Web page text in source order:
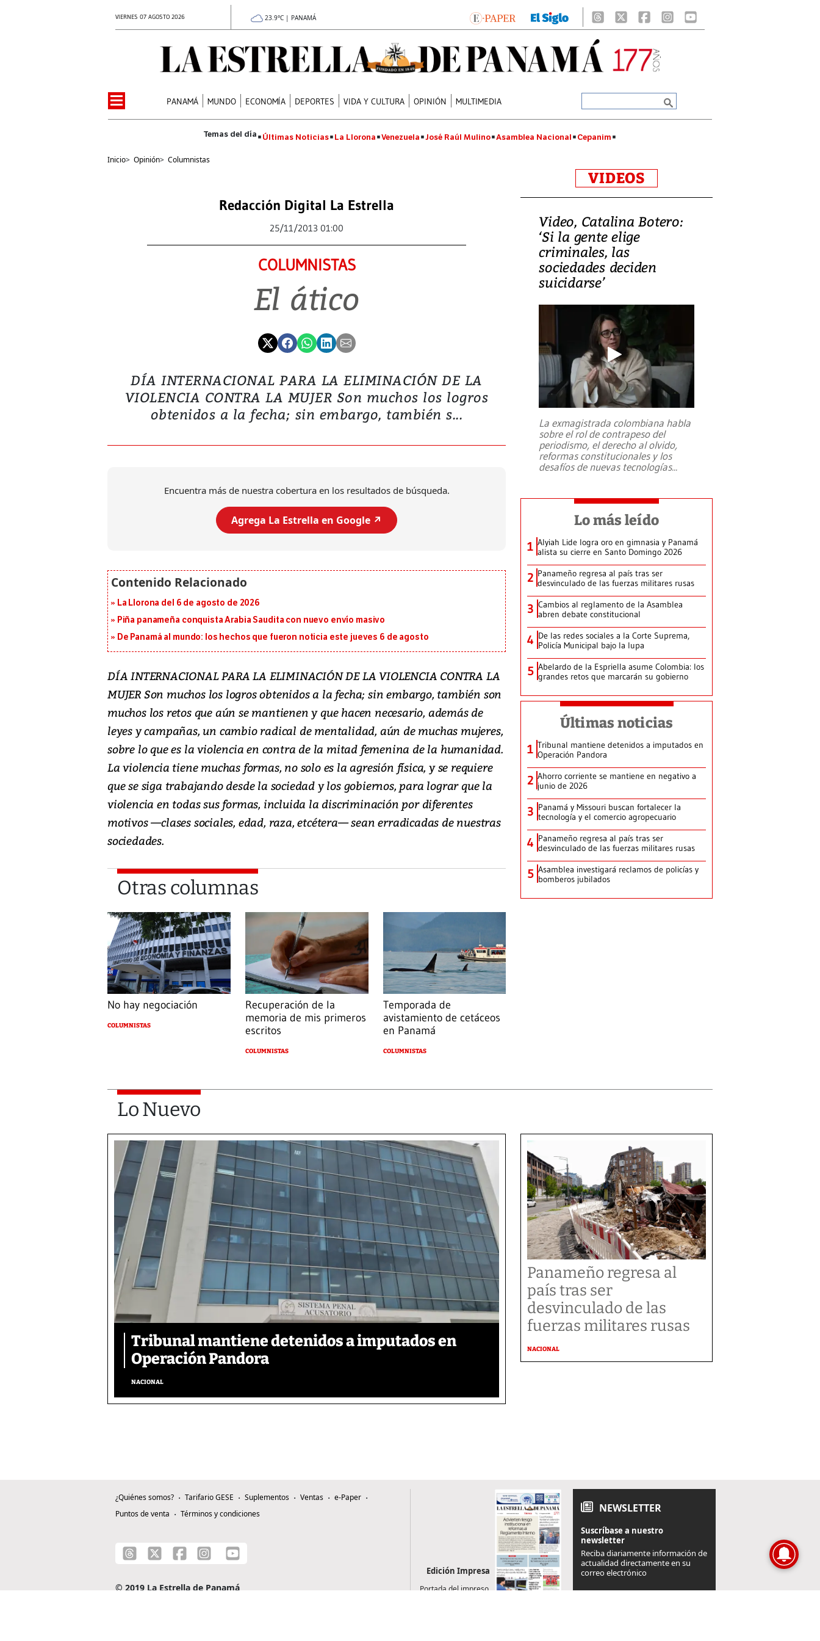
VIERNES 07 AGOSTO 2026 23.9°C | PANAMÁ
PANAMÁ MUNDO ECONOMÍA DEPORTES VIDA Y CULTURA OPINIÓN MULTIMEDIA
Últimas Noticias La Llorona Venezuela José Raúl Mulino Asamblea Nacional Cepanim
Inicio> Opinión> Columnistas
Redacción Digital La Estrella
25/11/2013 01:00
COLUMNISTAS
El ático
DÍA INTERNACIONAL PARA LA ELIMINACIÓN DE LA
VIOLENCIA CONTRA LA MUJER Son muchos los logros
obtenidos a la fecha; sin embargo, también s...
Encuentra más de nuestra cobertura en los resultados de búsqueda.
Agrega La Estrella en Google ↗️
La Llorona del 6 de agosto de 2026
Piña panameña conquista Arabia Saudita con nuevo envío masivo
De Panamá al mundo: los hechos que fueron noticia este jueves 6 de agosto
DÍA INTERNACIONAL PARA LA ELIMINACIÓN DE LA VIOLENCIA CONTRA LA
MUJER Son muchos los logros obtenidos a la fecha; sin embargo, también son
muchos los retos que aún se mantienen y que hacen necesario, además de
leyes y campañas, un cambio radical de mentalidad, aún de muchas mujeres,
sobre lo que es la violencia en contra de la mitad femenina de la humanidad.
La violencia tiene muchas formas, no solo es la agresión física, y se requiere
que se siga trabajando desde la sociedad y los gobiernos, para lograr que la
violencia en todas sus formas, incluida la discriminación por diferentes
motivos —clases sociales, edad, raza, etcétera— sean erradicadas de nuestras
sociedades.
Otras columnas
No hay negociación
COLUMNISTAS
Recuperación de la
memoria de mis primeros
escritos
COLUMNISTAS
Temporada de
avistamiento de cetáceos
en Panamá
COLUMNISTAS
VIDEOS
Video, Catalina Botero:
‘Si la gente elige
criminales, las
sociedades deciden
suicidarse’
La exmagistrada colombiana habla
sobre el rol de contrapeso del
periodismo, el derecho al olvido,
reformas constitucionales y los
desafíos de nuevas tecnologías...
Lo más leído
1 Alyiah Lide logra oro en gimnasia y Panamá
alista su cierre en Santo Domingo 2026
2 Panameño regresa al país tras ser
desvinculado de las fuerzas militares rusas
3 Cambios al reglamento de la Asamblea
abren debate constitucional
4 De las redes sociales a la Corte Suprema,
Policía Municipal bajo la lupa
5 Abelardo de la Espriella asume Colombia: los
grandes retos que marcarán su gobierno
Últimas noticias
1 Tribunal mantiene detenidos a imputados en
Operación Pandora
2 Ahorro corriente se mantiene en negativo a
junio de 2026
3 Panamá y Missouri buscan fortalecer la
tecnología y el comercio agropecuario
4 Panameño regresa al país tras ser
desvinculado de las fuerzas militares rusas
5 Asamblea investigará reclamos de policías y
bomberos jubilados
Lo Nuevo
Tribunal mantiene detenidos a imputados en
Operación Pandora
NACIONAL
Panameño regresa al
país tras ser
desvinculado de las
fuerzas militares rusas
NACIONAL
¿Quiénes somos? Tarifario GESE Suplementos Ventas
e-Paper
Puntos de venta
Términos y condiciones
© 2019 La Estrella de Panamá
Edición Impresa
Portada del impreso
NEWSLETTER
Suscríbase a nuestro
newsletter
Reciba diariamente información de
actualidad directamente en su
correo electrónico